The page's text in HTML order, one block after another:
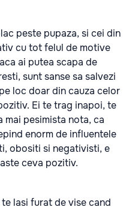
peste pupaza, si cei din
cu tot felul de motive
ai putea scapa de
sunt sanse sa salvezi
loc doar din cauza celor
Ei te trag inapoi, te
pesimista nota, ca
enorm de influentele
obositi si negativisti, e
ceva pozitiv.
lasi furat de vise cand